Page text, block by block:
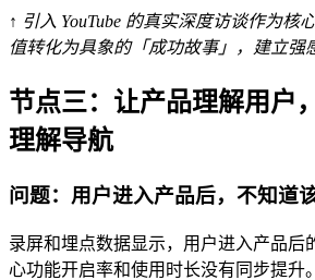
↑ 引入 YouTube 的真实深度访谈作为核
值转化为具象的「成功故事」，建立强
节点三：让产品理解用户
理解导航
问题：用户进入产品后，不知道
录屏和埋点数据显示，用户进入产品后
心功能开启率和使用时长没有同步提升。